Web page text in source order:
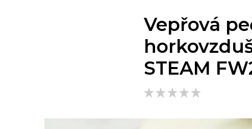
Vepřová
STEAM